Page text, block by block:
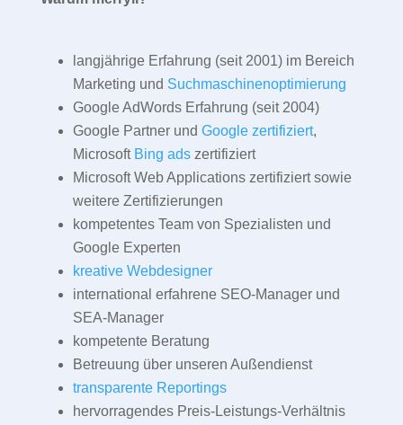
langjährige Erfahrung (seit 2001) im Bereich
Marketing und Suchmaschinenoptimierung
Google AdWords Erfahrung (seit 2004)
Google Partner und Google zertifiziert,
Microsoft Bing adszertifiziert
Microsoft Web Applications zertifiziert sowie
weitere Zertifizierungen
kompetentes Team von Spezialisten und
Google Experten
kreative Webdesigner
international erfahrene SEO-Manager und
SEA-Manager
kompetente Beratung
Betreuung über unseren Außendienst
transparente Reportings
hervorragendes Preis-Leistungs-Verhältnis